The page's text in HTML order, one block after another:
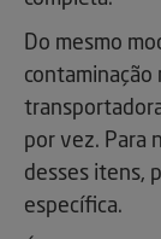
Do mesmo
contaminação
por vez. Para
desses itens,
específica.